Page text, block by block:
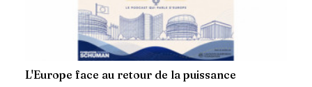
L'Europe face au retour de la puissance